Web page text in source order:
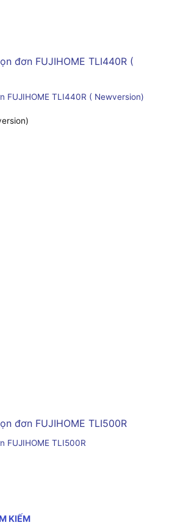
FUJIHOME TLI440R ( Newversion)
FUJIHOME TLI500R
KIẾM